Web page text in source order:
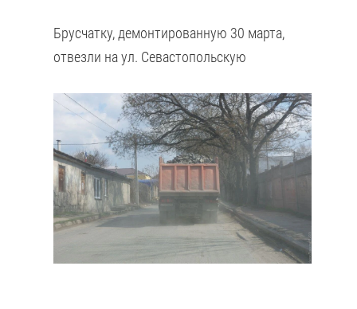
Брусчатку, демонтированную 30 марта,
отвезли на ул. Севастопольскую